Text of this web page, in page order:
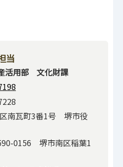
当
活用部 文化財課
南瓦町3番1号 堺市役
0156 堺市南区稲葉1